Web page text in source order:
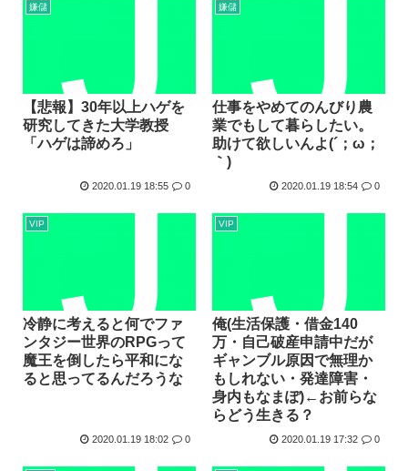
嫌儲
【悲報】30年以上ハゲを
研究してきた大学教授
「ハゲは諦めろ」
2020.01.19 18:55 0
嫌儲
仕事をやめてのんびり農
業でもして暮らしたい。
助けて欲しいんよ(´；ω；
｀)
2020.01.19 18:54 0
VIP
冷静に考えると何でファ
ンタジー世界のRPGって
魔王を倒したら平和にな
ると思ってるんだろうな
2020.01.19 18:02 0
VIP
俺(生活保護・借金140
万・自己破産申請中だが
ギャンブル原因で無理か
もしれない・発達障害・
身内もなまぽ)←お前らな
らどう生きる？
2020.01.19 17:32 0